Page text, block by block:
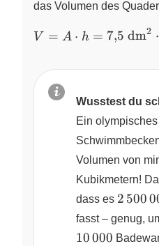
das Volumen des
V = A \cdot h =
\cdot 4~\text{dm}
= 30~\text{dm}^3
V = A ⋅ h = 7,5 dm2 ⋅
Wusstest du
Ein olympisches
Volumen von
Kubikmetern!
dass es 2 500
fasst – genug,
10000